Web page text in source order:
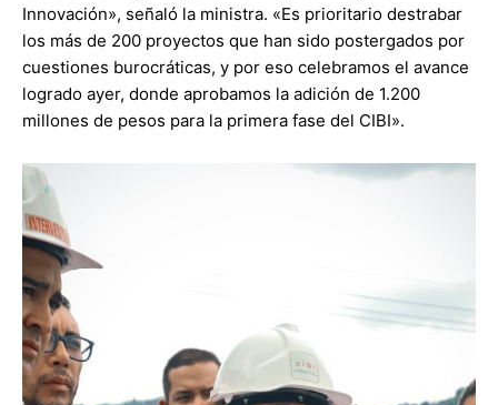
Innovación», señaló la ministra. «Es prioritario destrabar
los más de 200 proyectos que han sido postergados por
cuestiones burocráticas, y por eso celebramos el avance
logrado ayer, donde aprobamos la adición de 1.200
millones de pesos para la primera fase del CIBI».